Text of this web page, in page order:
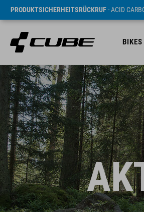
PRODUKTSICHERHEITSRÜCKRUF- ACID
BIKES